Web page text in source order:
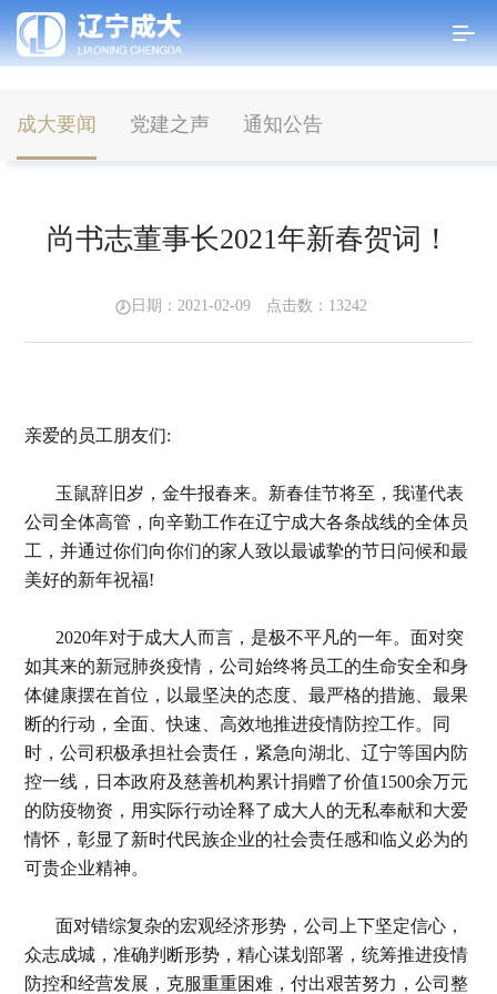
成大要闻 党建之声 通知公告
尚书志董事长2021年新春贺词！
日期：2021-02-09 点击数： 13242
亲爱的员工朋友们:
玉鼠辞旧岁，金牛报春来。新春佳节将至，我谨代表
公司全体高管，向辛勤工作在辽宁成大各条战线的全体员
工，并通过你们向你们的家人致以最诚挚的节日问候和最
美好的新年祝福!
2020年对于成大人而言，是极不平凡的一年。面对突
如其来的新冠肺炎疫情，公司始终将员工的生命安全和身
体健康摆在首位，以最坚决的态度、最严格的措施、最果
断的行动，全面、快速、高效地推进疫情防控工作。同
时，公司积极承担社会责任，紧急向湖北、辽宁等国内防
控一线，日本政府及慈善机构累计捐赠了价值1500余万元
的防疫物资，用实际行动诠释了成大人的无私奉献和大爱
情怀，彰显了新时代民族企业的社会责任感和临义必为的
可贵企业精神。
面对错综复杂的宏观经济形势，公司上下坚定信心，
众志成城，准确判断形势，精心谋划部署，统筹推进疫情
防控和经营发展，克服重重困难，付出艰苦努力，公司整